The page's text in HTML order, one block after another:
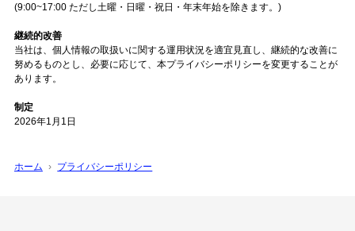
(9:00~17:00 ただし土曜・日曜・祝日・年末年始を除きます。)
継続的改善
当社は、個人情報の取扱いに関する運用状況を適宜見直し、継続的な改善に
努めるものとし、必要に応じて、本プライバシーポリシーを変更することが
あります。
制定
2026年1月1日
ホーム プライバシーポリシー